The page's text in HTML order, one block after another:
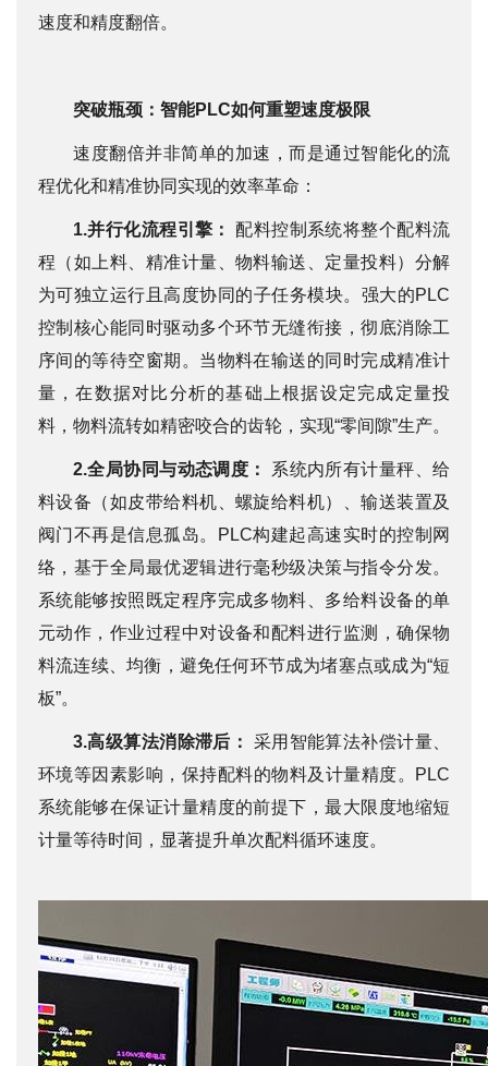
速度和精度翻倍。
突破瓶颈：智能PLC如何重塑速度极限
速度翻倍并非简单的加速，而是通过智能化的流
程优化和精准协同实现的效率革命：
1.并行化流程引擎：配料控制系统将整个配料流
程（如上料、精准计量、物料输送、定量投料）分解
为可独立运行且高度协同的子任务模块。强大的PLC
控制核心能同时驱动多个环节无缝衔接，彻底消除工
序间的等待空窗期。当物料在输送的同时完成精准计
量，在数据对比分析的基础上根据设定完成定量投
料，物料流转如精密咬合的齿轮，实现“零间隙”生产。
2.全局协同与动态调度： 系统内所有计量秤、给
料设备（如皮带给料机、螺旋给料机）、输送装置及
阀门不再是信息孤岛。PLC构建起高速实时的控制网
络，基于全局最优逻辑进行毫秒级决策与指令分发。
系统能够按照既定程序完成多物料、多给料设备的单
元动作，作业过程中对设备和配料进行监测，确保物
料流连续、均衡，避免任何环节成为堵塞点或成为“短
板”。
3.高级算法消除滞后：
采用智能算法补偿计量、
环境等因素影响，保持配料的物料及计量精度。PLC
系统能够在保证计量精度的前提下，最大限度地缩短
计量等待时间，显著提升单次配料循环速度。